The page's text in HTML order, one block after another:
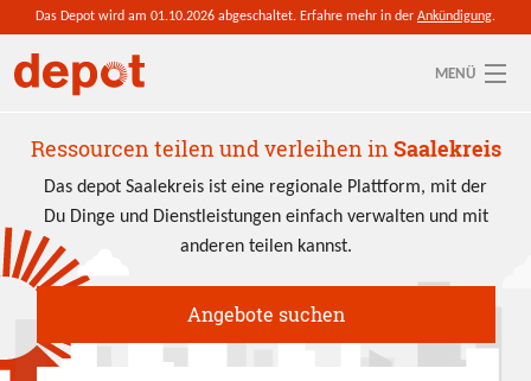
Direkt zum Inhalt
Das Depot wird am 01.10.2026 abgeschaltet. Erfahre mehr in der Ankündigung.
MENÜ
Aktuelle depot-Region: Saalekreis
So funktioniert's
Ressourcen
Ressourcen teilen und verleihen inSaalekreis
Das depot Saalekreis ist eine regionale Plattform, mit der
Du Dinge und Dienstleistungen einfach verwalten und mit
anderen teilen kannst.
Angebote suchen